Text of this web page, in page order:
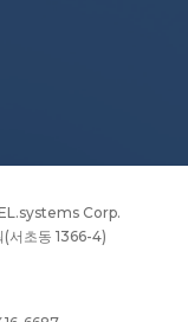
Corp.
서초동 1366-4)